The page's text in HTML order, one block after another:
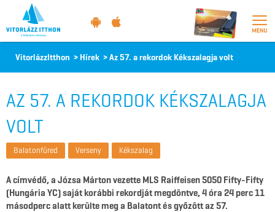
Vitorlázz
itthon
VitorlázzItthon > Hírek >Az 57. a rekordok Kékszalagja volt
AZ 57. A REKORDOK KÉKSZALAGJA
VOLT
Balatonfüred Verseny Kékszalag
A címvédő, a Józsa Márton vezette MLS Raiffeisen 5050 Fifty-Fifty
(Hungária YC) saját korábbi rekordját megdöntve, 4 óra 24 perc 11
másodperc alatt kerülte meg a Balatont és győzött az 57.